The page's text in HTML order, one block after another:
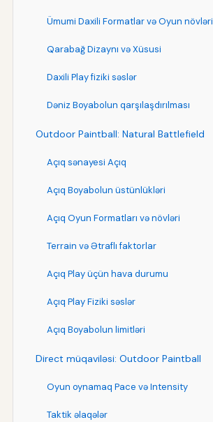
Ümumi Daxili Formatlar və Oyun növləri
Qarabağ Dizaynı və Xüsusi
Daxili Play fiziki səslər
Dəniz Boyabolun qarşılaşdırılması
Outdoor Paintball: Natural Battlefield
Açıq sənayesi Açıq
Açıq Boyabolun üstünlükləri
Açıq Oyun Formatları və növləri
Terrain və Ətraflı faktorlar
Açıq Play üçün hava durumu
Açıq Play Fiziki səslər
Açıq Boyabolun limitləri
Direct müqaviləsi: Outdoor Paintball
Oyun oynamaq Pace və Intensity
Taktik əlaqələr